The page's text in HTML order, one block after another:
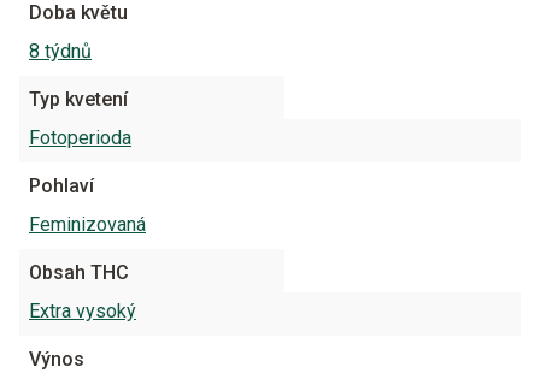
Doba květu
8 týdnů
Typ kvetení
Fotoperioda
Pohlaví
Feminizovaná
Obsah THC
Extra vysoký
Výnos